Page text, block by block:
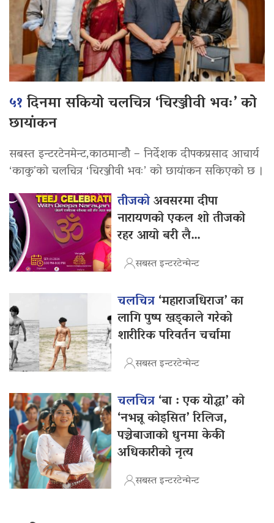
५१दिनमा सकियो चलचित्र ‘चिरञ्जीवी भवः’ को
छायांकन
सबस्त इन्टरटेनमेन्ट,काठमान्डौ – निर्देशक दीपकप्रसाद आचार्य
‘काकु’को चलचित्र ‘चिरञ्जीवी भवः’ को छायांकन सकिएको छ ।
तीजकोअवसरमा दीपा
नारायणको एकल शो तीजको
रहर आयो बरी लै…
सबस्त इन्टरटेन्मेन्ट
चलचित्र‘महाराजधिराज’ का
लागि पुष्प खड्काले गरेको
शारीरिक परिवर्तन चर्चामा
सबस्त इन्टरटेन्मेन्ट
चलचित्र‘बा : एक योद्धा’ को
‘नभन्नू कोइसित’ रिलिज,
पञ्चेबाजाको धुनमा केकी
अधिकारीको नृत्य
सबस्त इन्टरटेन्मेन्ट